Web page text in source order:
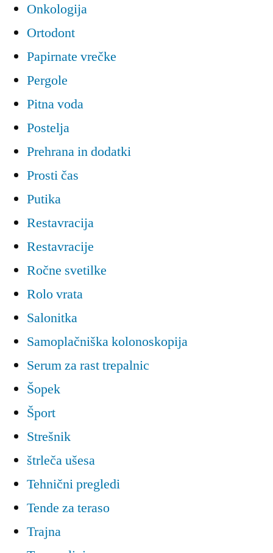
Onkologija
Ortodont
Papirnate vrečke
Pergole
Pitna voda
Postelja
Prehrana in dodatki
Prosti čas
Putika
Restavracija
Restavracije
Ročne svetilke
Rolo vrata
Salonitka
Samoplačniška kolonoskopija
Serum za rast trepalnic
Šopek
Šport
Strešnik
štrleča ušesa
Tehnični pregledi
Tende za teraso
Trajna